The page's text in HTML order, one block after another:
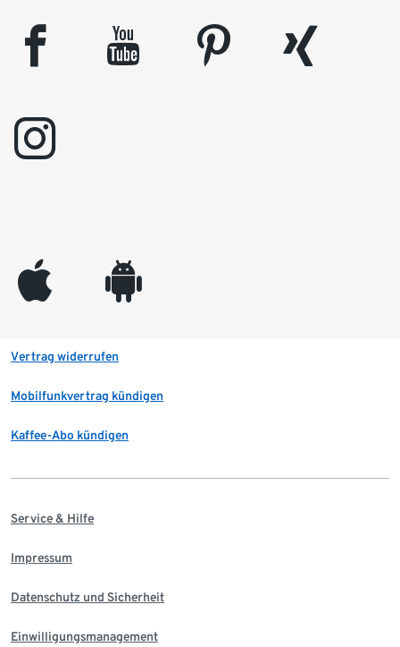
facebook youtube pinterest
xing
instagram
appleinc android
Vertrag widerrufen
Mobilfunkvertrag kündigen
Kaffee-Abo kündigen
Service & Hilfe
Impressum
Datenschutz und Sicherheit
Einwilligungsmanagement